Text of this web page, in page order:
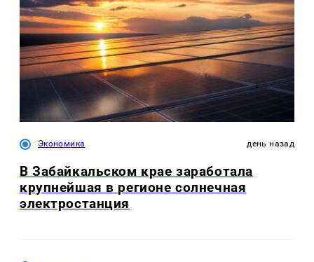
Экономика день назад
В Забайкальском крае заработала
крупнейшая в регионе солнечная
электростанция